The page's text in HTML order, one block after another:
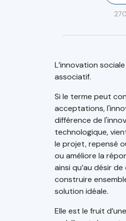
L’innovation
associatif.
Si le terme peut
acceptations,
différence de
technologique,
le projet, repensé
ou améliore la
ainsi qu’au désir
construire
solution idéale.
Elle est le fruit